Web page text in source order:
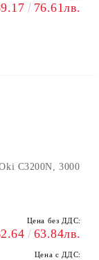
76.61лв.
C3200N, 3000
Цена без ДДС:
63.84лв.
Цена с ДДС: